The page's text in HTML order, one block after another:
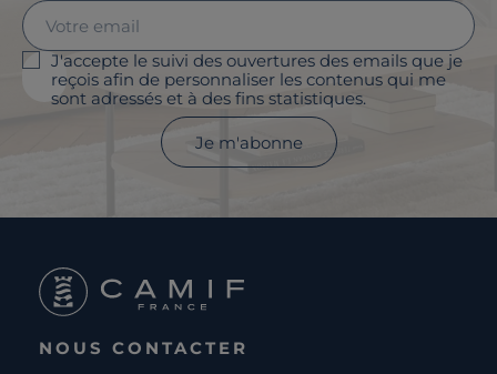
J'accepte le suivi des ouvertures des emails que je
reçois afin de personnaliser les contenus qui me
sont adressés et à des fins statistiques.
Je m'abonne
NOUS CONTACTER